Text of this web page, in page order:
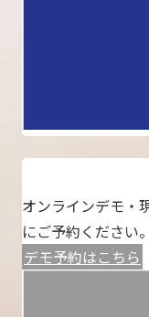
オンラインデモ・
にご予約ください。
デモ予約はこちら